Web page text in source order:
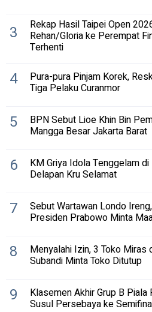
3 Rekap Hasil Taipei Open
Rehan/Gloria ke Perempat
Terhenti
4 Pura-pura Pinjam Korek,
Tiga Pelaku Curanmor
5 BPN Sebut Lioe Khin Bin
Mangga Besar Jakarta Barat
6 KM Griya Idola Tenggelam
Delapan Kru Selamat
7 Sebut Wartawan Londo
Presiden Prabowo Minta
8 Menyalahi Izin, 3 Toko Miras
Subandi Minta Toko Ditutup
9 Klasemen Akhir Grup B
Susul Persebaya ke